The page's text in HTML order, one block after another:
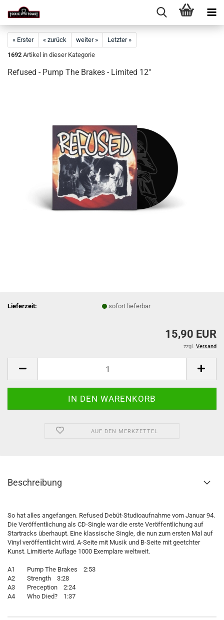
« Erster « zurück weiter »
Letzter »
1692 Artikel in dieser Kategorie
Refused - Pump The Brakes - Limited 12"
Lieferzeit: sofort lieferbar
15,90 EUR
zzgl. Versand
AUF DEN MERKZETTEL
Beschreibung
So hat alles angefangen. Refused Debüt-Studioaufnahme vom Januar 94.
Die Veröffentlichung als CD-Single war die erste Veröffentlichung auf
Startracks überhaupt. Eine klassische Single, die nun zum ersten Mal auf
Vinyl veröffentlicht wird. A-Seite mit Musik und B-Seite mit geetchter
Kunst. Limitierte Auflage 1000 Exemplare weltweit.
A1 Pump The Brakes 2:53
A2 Strength 3:28
A3 Preception 2:24
A4 Who Died? 1:37